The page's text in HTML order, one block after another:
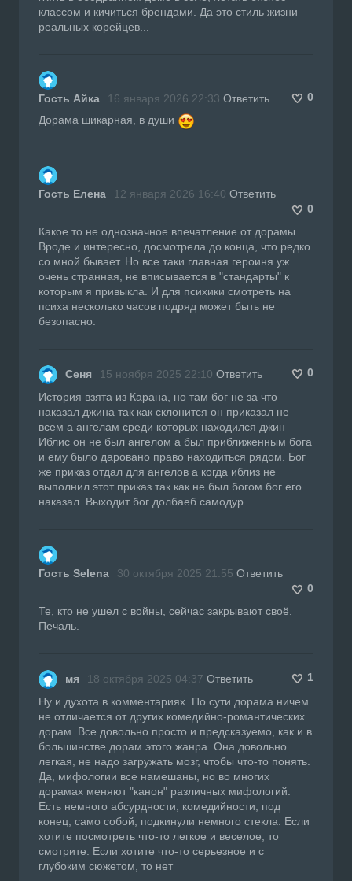
классом и кичиться брендами. Да это стиль жизни
реальных корейцев...
Гость Айка 16 января 2026 22:33 Ответить
0
Дорама шикарная, в души
Гость Елена 12 января 2026 16:40 Ответить
0
Какое то не однозначное впечатление от дорамы.
Вроде и интересно, досмотрела до конца, что редко
со мной бывает. Но все таки главная героиня уж
очень странная, не вписывается в "стандарты" к
которым я привыкла. И для психики смотреть на
психа несколько часов подряд может быть не
безопасно.
Сеня 15 ноября 2025 22:10 Ответить
0
История взята из Карана, но там бог не за что
наказал джина так как склонится он приказал не
всем а ангелам среди которых находился джин
Иблис он не был ангелом а был приближенным бога
и ему было даровано право находиться рядом. Бог
же приказ отдал для ангелов а когда иблиз не
выполнил этот приказ так как не был богом бог его
наказал. Выходит бог долбаеб самодур
Гость Selena 30 октября 2025 21:55 Ответить
0
Те, кто не ушел с войны, сейчас закрывают своё.
Печаль.
мя 18 октября 2025 04:37 Ответить
1
Ну и духота в комментариях. По сути дорама ничем
не отличается от других комедийно-романтических
дорам. Все довольно просто и предсказуемо, как и в
большинстве дорам этого жанра. Она довольно
легкая, не надо загружать мозг, чтобы что-то понять.
Да, мифологии все намешаны, но во многих
дорамах меняют "канон" различных мифологий.
Есть немного абсурдности, комедийности, под
конец, само собой, подкинули немного стекла. Если
хотите посмотреть что-то легкое и веселое, то
смотрите. Если хотите что-то серьезное и с
глубоким сюжетом, то нет